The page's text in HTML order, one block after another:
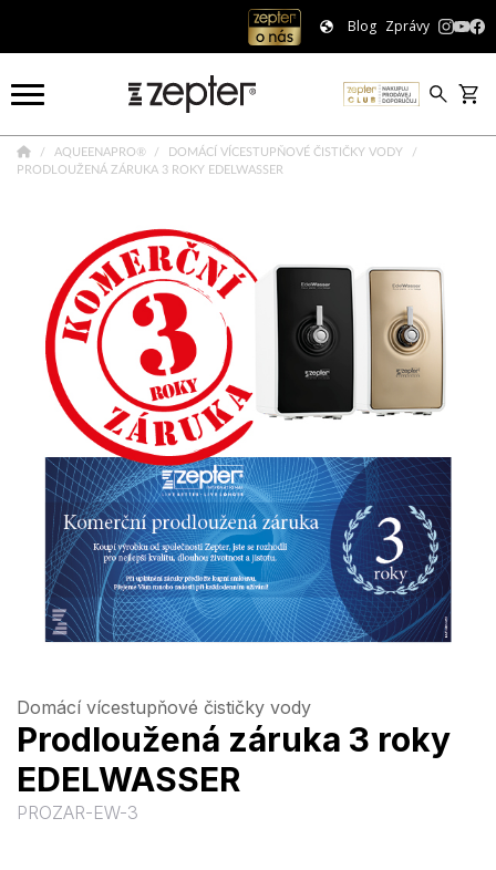
Blog Zprávy
AQUEENAPRO®
DOMÁCÍ VÍCESTUPŇOVÉ ČISTIČKY VODY
PRODLOUŽENÁ ZÁRUKA 3 ROKY EDELWASSER
Domácí vícestupňové čističky vody
Prodloužená záruka 3 roky
EDELWASSER
PROZAR-EW-3